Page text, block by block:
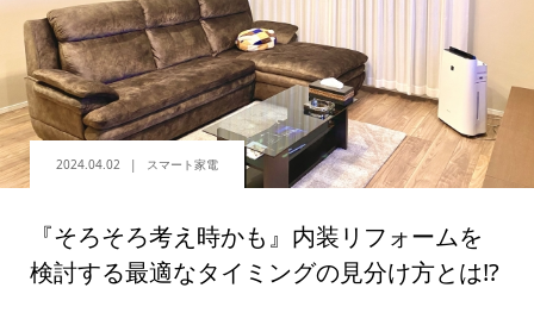
2024.04.02 スマート家電
『そろそろ考え時かも』内装リフォームを
検討する最適なタイミングの見分け方とは!?